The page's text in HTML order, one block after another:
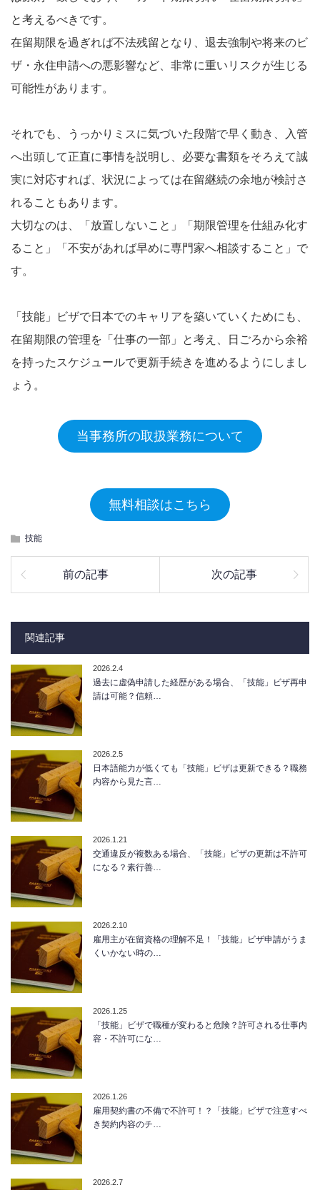
と考えるべきです。
在留期限を過ぎれば不法残留となり、退去強制や将来のビ
ザ・永住申請への悪影響など、非常に重いリスクが生じる
可能性があります。
それでも、うっかりミスに気づいた段階で早く動き、入管
へ出頭して正直に事情を説明し、必要な書類をそろえて誠
実に対応すれば、状況によっては在留継続の余地が検討さ
れることもあります。
大切なのは、「放置しないこと」「期限管理を仕組み化す
ること」「不安があれば早めに専門家へ相談すること」で
す。
「技能」ビザで日本でのキャリアを築いていくためにも、
在留期限の管理を「仕事の一部」と考え、日ごろから余裕
を持ったスケジュールで更新手続きを進めるようにしまし
ょう。
当事務所の取扱業務について
無料相談はこちら
技能
前の記事 次の記事
関連記事
2026.2.4
過去に虚偽申請した経歴がある場合、「技能」ビザ再申
請は可能？信頼…
2026.2.5
日本語能力が低くても「技能」ビザは更新できる？職務
内容から見た言…
2026.1.21
交通違反が複数ある場合、「技能」ビザの更新は不許可
になる？素行善…
2026.2.10
雇用主が在留資格の理解不足！「技能」ビザ申請がうま
くいかない時の…
2026.1.25
「技能」ビザで職種が変わると危険？許可される仕事内
容・不許可にな…
2026.1.26
雇用契約書の不備で不許可！？「技能」ビザで注意すべ
き契約内容のチ…
2026.2.7